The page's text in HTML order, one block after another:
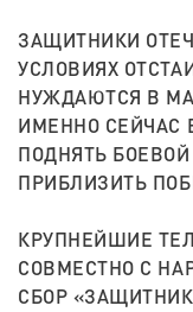
ЗАЩИТНИКИ
УСЛОВИЯХ
НУЖДАЮТСЯ В
ИМЕННО СЕЙЧАС
ПОДНЯТЬ
ПРИБЛИЗИТЬ
КРУПНЕЙШИЕ
СОВМЕСТНО С
СБОР